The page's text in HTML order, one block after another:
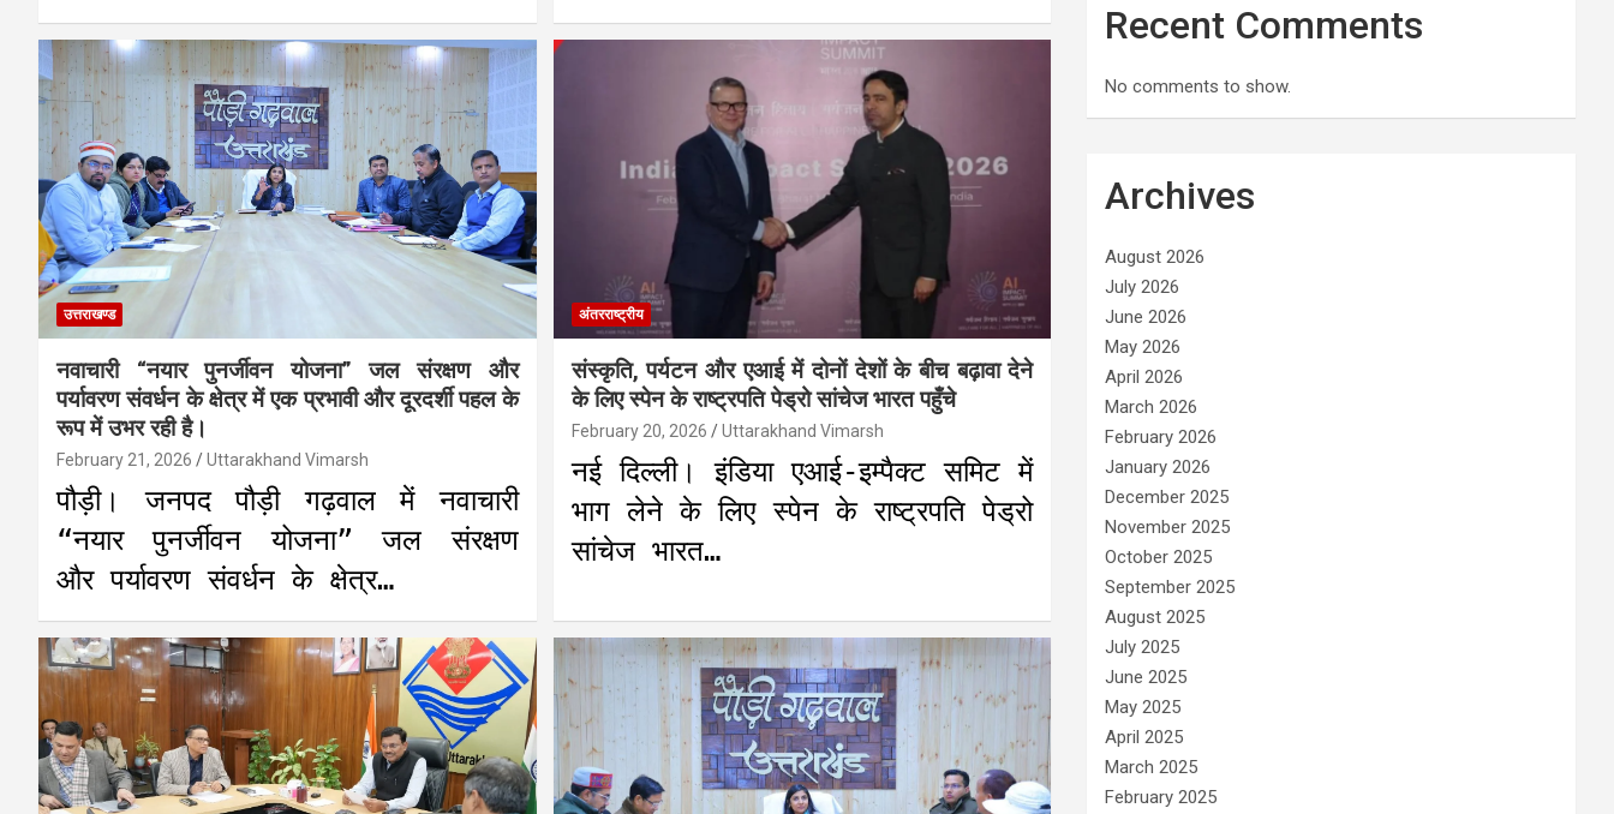
उत्तराखण्ड
नवाचारी “नयार पुनर्जीवन योजना” जल संरक्षण और
पर्यावरण संवर्धन के क्षेत्र में एक प्रभावी और दूरदर्शी पहल के
रूप में उभर रही है।
February 21, 2026 Uttarakhand Vimarsh
पौड़ी। जनपद पौड़ी गढ़वाल में नवाचारी
“नयार पुनर्जीवन योजना” जल संरक्षण
और पर्यावरण संवर्धन के क्षेत्र…
अंतरराष्ट्रीय
संस्कृति, पर्यटन और एआई में दोनों देशों के बीच बढ़ावा देने
के लिए स्पेन के राष्ट्रपति पेड्रो सांचेज भारत पहुँचे
February 20, 2026 Uttarakhand Vimarsh
नई दिल्ली। इंडिया एआई-इम्पैक्ट समिट में
भाग लेने के लिए स्पेन के राष्ट्रपति पेड्रो
सांचेज भारत…
Recent Comments
No comments to show.
Archives
August 2026
July 2026
June 2026
May 2026
April 2026
March 2026
February 2026
January 2026
December 2025
November 2025
October 2025
September 2025
August 2025
July 2025
June 2025
May 2025
April 2025
March 2025
February 2025